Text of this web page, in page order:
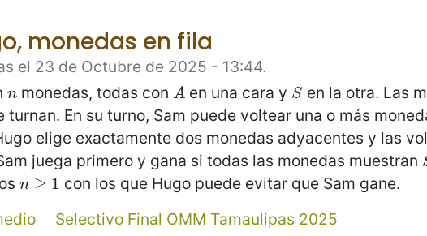
monedas en fila
el 23 de Octubre de 2025 - 13:44.
n
n monedas, todas conA
A en una cara y S
S en la otra. Las
turnan. En su turno, Sam puede voltear una o más
elige exactamente dos monedas adyacentes y las
juega primero y gana si todas las monedas muestran
n ≥ 1
n≥1
con los que Hugo puede evitar que Sam gane.
Selectivo Final OMM Tamaulipas 2025